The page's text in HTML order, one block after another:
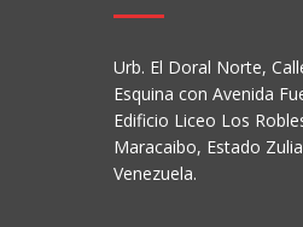
Urb. El Doral Norte,
Esquina con Avenida
Edificio Liceo Los
Maracaibo, Estado
Venezuela.